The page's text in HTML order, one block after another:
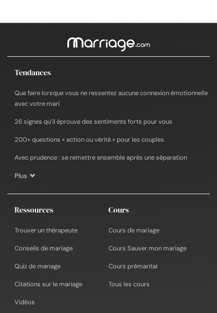
Tendances
Que faire lorsque vous ne ressentez aucune connexion émotionnelle
avec votre mari
26 signes qu’il éprouve des sentiments forts pour vous
200+ questions « action ou vérité » pour les couples
Avec prudence : se remettre ensemble après une séparation
Plus
Ressources
Trouver un thérapeute
Conseils de mariage
Quiz de mariage
Citations sur le mariage
Vidéos
Cours
Cours de mariage
Cours Sauver mon mariage
Cours prémarital
Tous les cours